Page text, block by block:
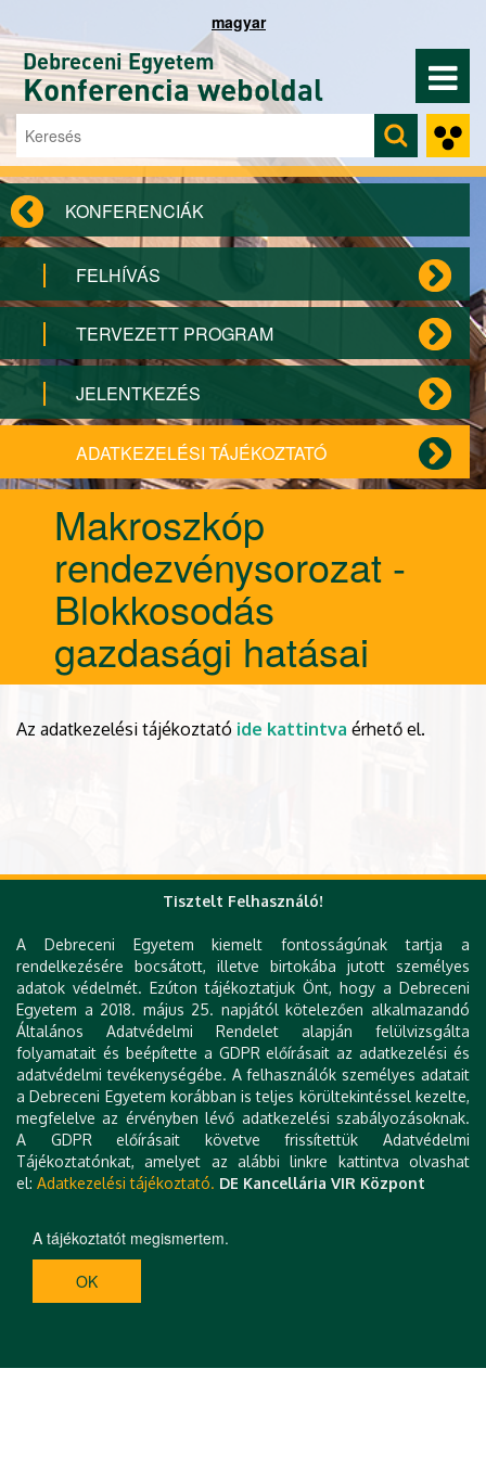
magyar
Debreceni Egyetem
Konferencia weboldal
Keresés űrlap
Keresés
KONFERENCIÁK
FELHÍVÁS
TERVEZETT PROGRAM
JELENTKEZÉS
ADATKEZELÉSI TÁJÉKOZTATÓ
Makroszkóp
rendezvénysorozat -
Blokkosodás
gazdasági hatásai
Az adatkezelési tájékoztató ide kattintva érhető el.
Tisztelt Felhasználó!
A Debreceni Egyetem kiemelt fontosságúnak tartja a
rendelkezésére bocsátott, illetve birtokába jutott személyes
adatok védelmét. Ezúton tájékoztatjuk Önt, hogy a Debreceni
Egyetem a 2018. május 25. napjától kötelezően alkalmazandó
Általános Adatvédelmi Rendelet alapján felülvizsgálta
folyamatait és beépítette a GDPR előírásait az adatkezelési és
adatvédelmi tevékenységébe. A felhasználók személyes adatait
a Debreceni Egyetem korábban is teljes körültekintéssel kezelte,
megfelelve az érvényben lévő adatkezelési szabályozásoknak.
A GDPR előírásait követve frissítettük Adatvédelmi
Tájékoztatónkat, amelyet az alábbi linkre kattintva olvashat
el: Adatkezelési tájékoztató. DE Kancellária VIR Központ
A tájékoztatót megismertem.
OK